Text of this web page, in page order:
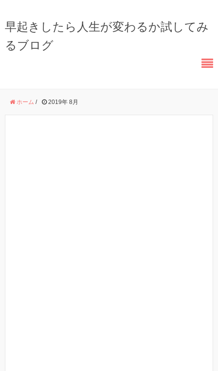
早起きしたら人生が変わるか試してみ
るブログ
ホーム / 2019年 8月